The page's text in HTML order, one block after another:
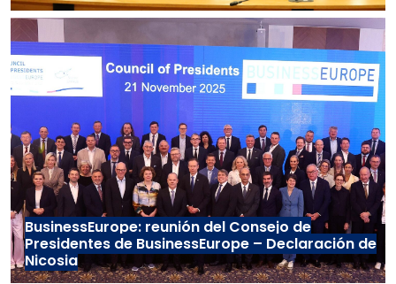
BusinessEurope: reunión del Consejo de
Presidentes de BusinessEurope – Declaración de
Nicosia